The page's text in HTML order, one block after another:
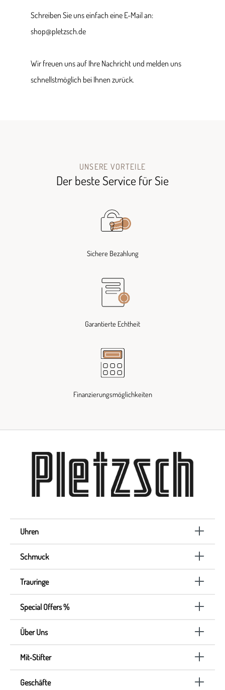
Schreiben Sie uns einfach eine E-Mail an:
shop@pletzsch.de
Wir freuen uns auf Ihre Nachricht und melden uns
schnellstmöglich bei Ihnen zurück.
UNSERE VORTEILE
Der beste Service für Sie
Sichere Bezahlung
Garantierte Echtheit
Finanzierungsmöglichkeiten
Uhren
Schmuck
Trauringe
Special Offers %
Über Uns
Mit-Stifter
Geschäfte